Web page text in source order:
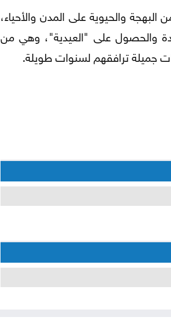
والحيوية على المدن والأحياء،
والحصول على "العيدية"، وهي من
جميلة ترافقهم لسنوات طويلة.